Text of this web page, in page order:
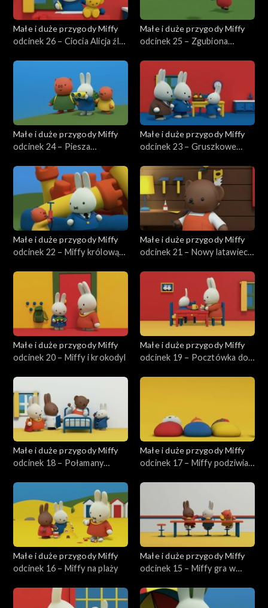
Małe i duże przygody Miffy
odcinek 26 – Ciocia Alicja źle
Małe i duże przygody Miffy
odcinek 25 – Zgubiona
Małe i duże przygody Miffy
odcinek 24 – Piesza
Małe i duże przygody Miffy
odcinek 23 – Gruszkowe
Małe i duże przygody Miffy
odcinek 22 – Miffy królową
Małe i duże przygody Miffy
odcinek 21 – Nowy latawiec
Małe i duże przygody Miffy
odcinek 20 – Miffy i krokodyl
Małe i duże przygody Miffy
odcinek 19 – Pocztówka do
Małe i duże przygody Miffy
odcinek 18 – Połamany
Małe i duże przygody Miffy
odcinek 17 – Miffy podziwia
Małe i duże przygody Miffy
odcinek 16 – Miffy na plaży
Małe i duże przygody Miffy
odcinek 15 – Miffy gra w